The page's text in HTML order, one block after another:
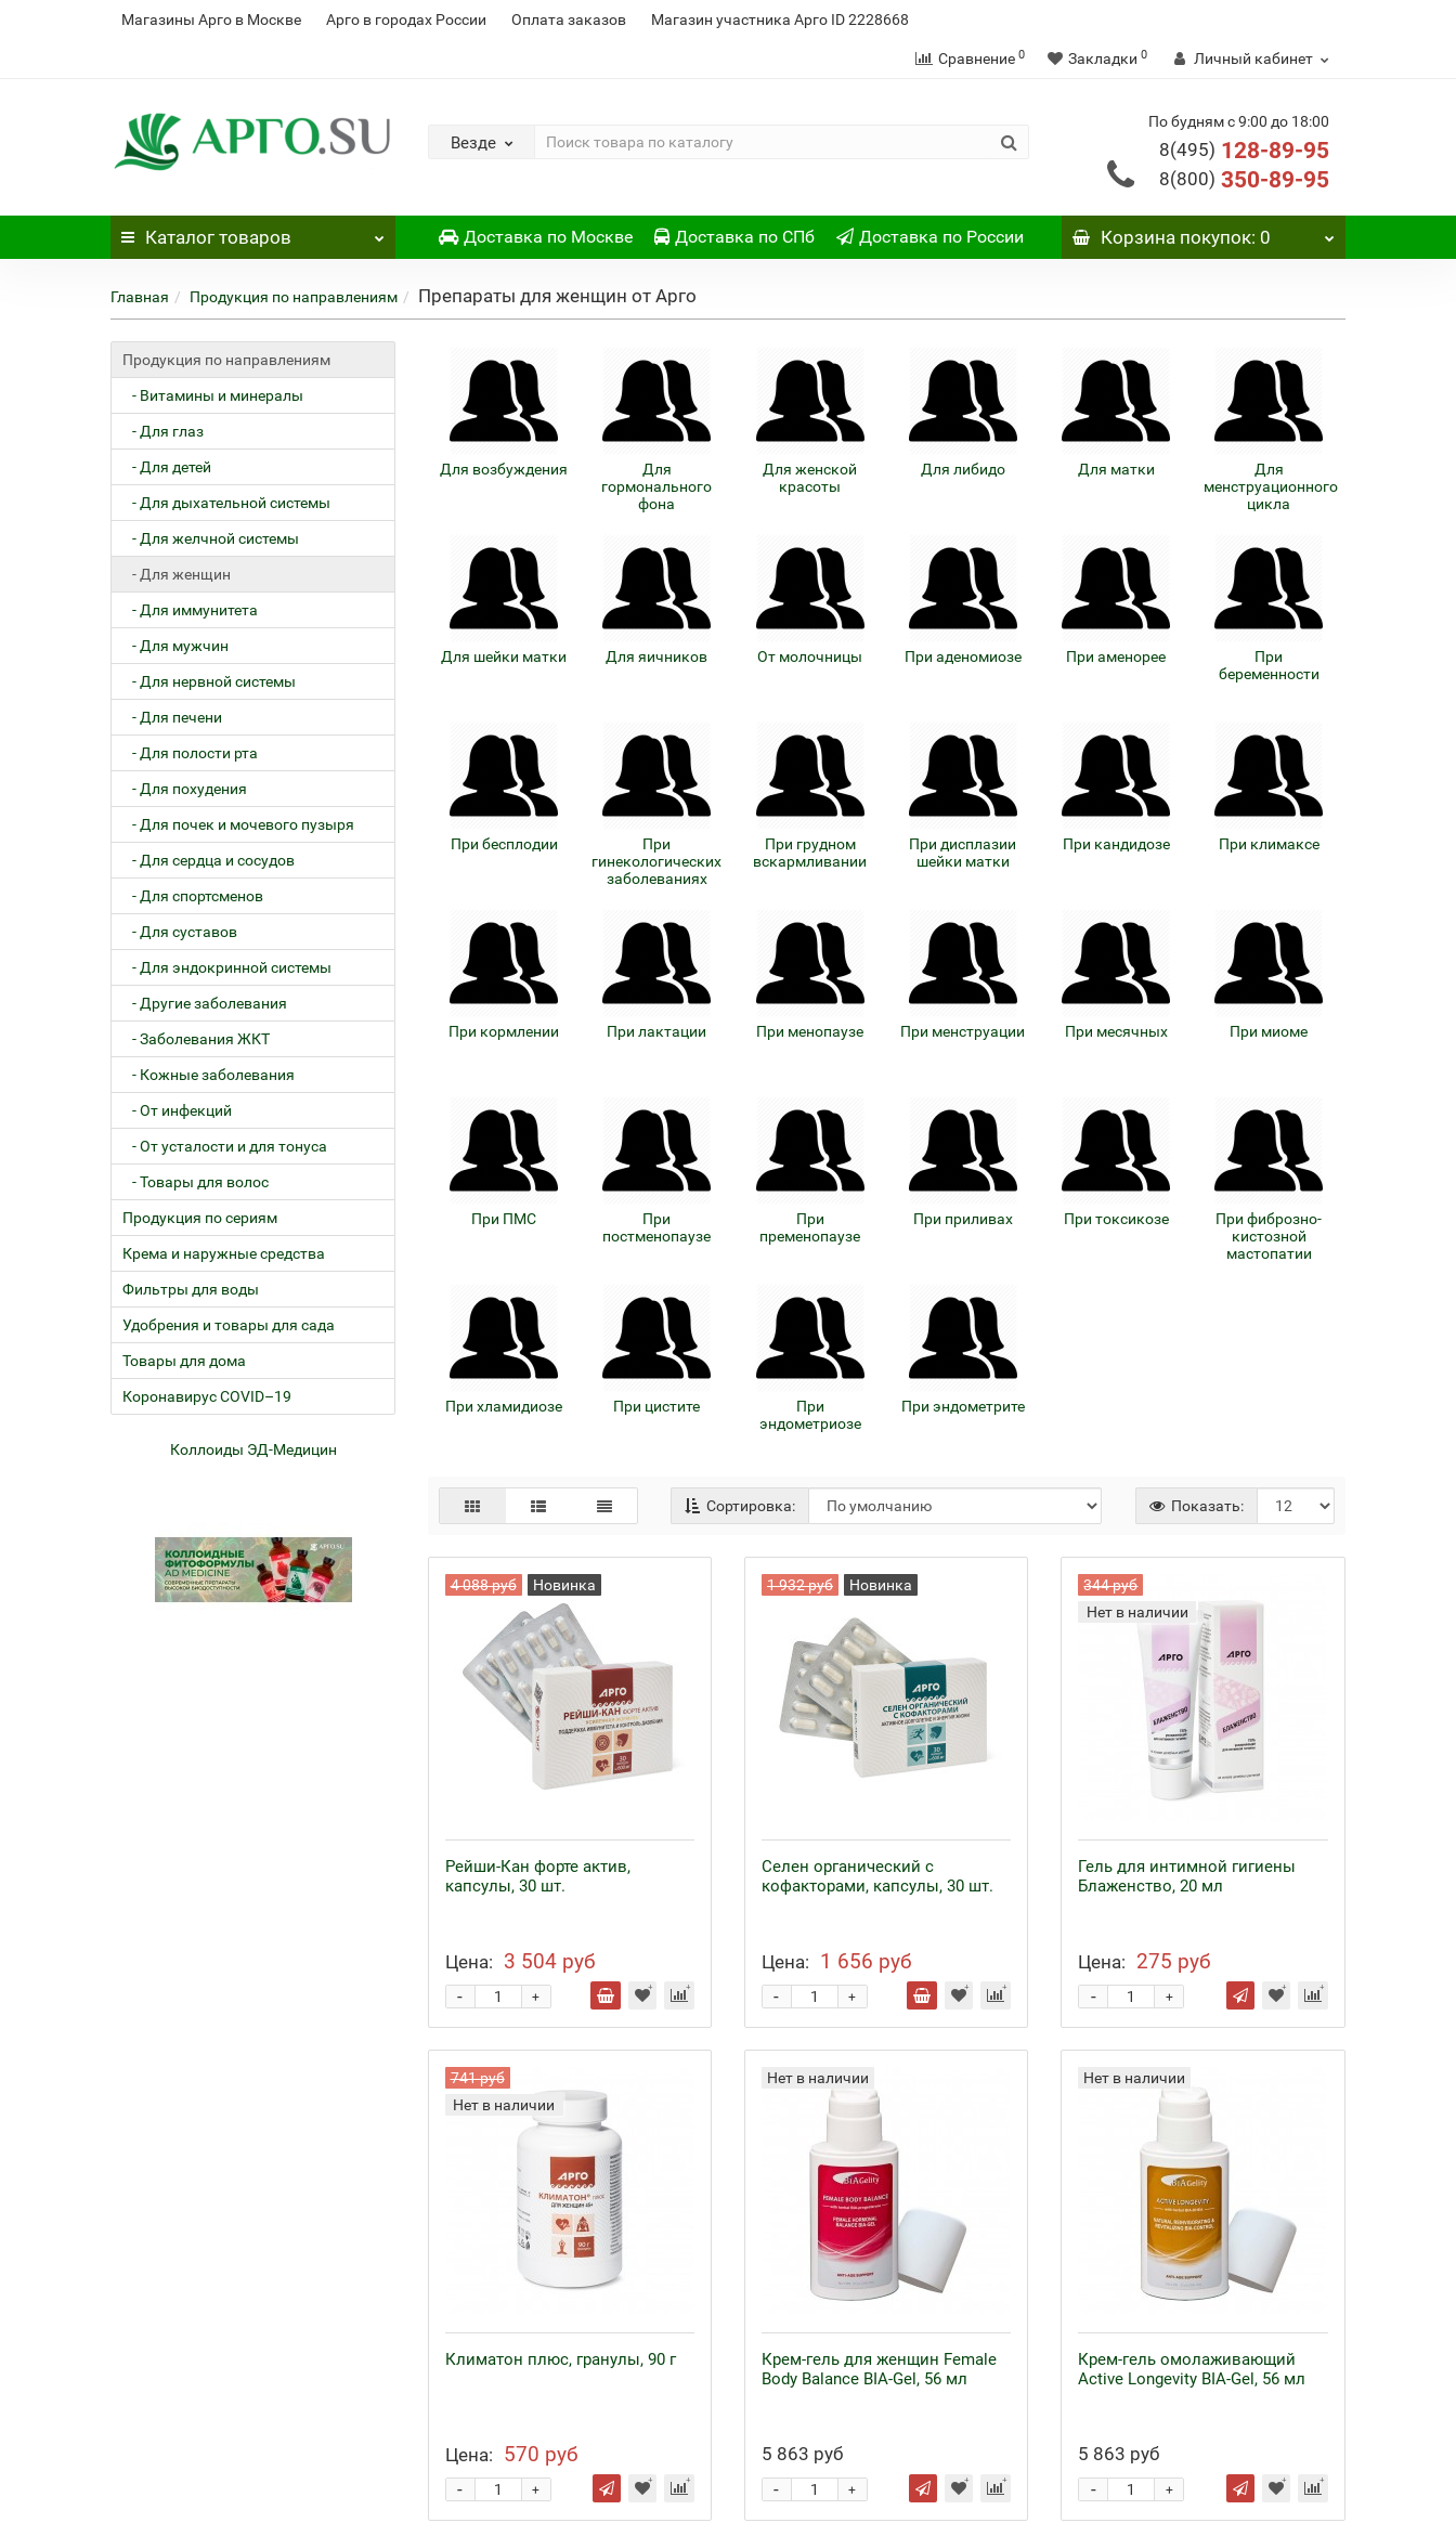
Магазины Арго в Москве Арго в городах России Оплата заказов Магазин участника Арго ID 2228668
Сравнение 0 Закладки 0 Личный кабинет
Везде
По будням с 9:00 до 18:00
8(495) 128-89-95
8(800) 350-89-95
Каталог товаров Доставка по Москве Доставка по СПб Доставка по России Корзинапокупок: 0
Главная Продукция по направлениям Препараты для женщин от Арго
Продукция по направлениям
- Витамины и минералы
- Для глаз
- Для детей
- Для дыхательной системы
- Для желчной системы
- Для женщин
- Для иммунитета
- Для мужчин
- Для нервной системы
- Для печени
- Для полости рта
- Для похудения
- Для почек и мочевого пузыря
- Для сердца и сосудов
- Для спортсменов
- Для суставов
- Для эндокринной системы
- Другие заболевания
- Заболевания ЖКТ
- Кожные заболевания
- От инфекций
- От усталости и для тонуса
- Товары для волос
Продукция по сериям
Крема и наружные средства
Фильтры для воды
Удобрения и товары для сада
Товары для дома
Коронавирус COVID–19
Коллоиды ЭД-Медицин
Для возбуждения
Для
гормонального
фона
Для женской
красоты
Для либидо Для матки
Для
менструационного
цикла
Для шейки матки Для яичников От молочницы При аденомиозе При аменорее
При
беременности
При бесплодии
При
гинекологических
заболеваниях
При грудном
вскармливании
При дисплазии
шейки матки
При кандидозе При климаксе
При кормлении При лактации При менопаузе При менструации При месячных При миоме
При ПМС
При
постменопаузе
При
пременопаузе
При приливах При токсикозе
При фиброзно-
кистозной
мастопатии
При хламидиозе При цистите
При
эндометриозе
При эндометрите
Сортировка: Показать:
4 088 руб Новинка
Рейши-Кан форте актив,
капсулы, 30 шт.
Цена: 3 504 руб
+
-
1 932 руб Новинка
Селен органический с
кофакторами, капсулы, 30 шт.
Цена: 1 656 руб
+
-
344 руб
Нет в наличии
Гель для интимной гигиены
Блаженство, 20 мл
Цена: 275 руб
+
-
741 руб
Нет в наличии
Климатон плюс, гранулы, 90 г
Цена: 570 руб
+
-
Нет в наличии
Крем-гель для женщин Female
Body Balance BIA-Gel, 56 мл
5 863 руб
+
-
Нет в наличии
Крем-гель омолаживающий
Active Longevity BIA-Gel, 56 мл
5 863 руб
+
-